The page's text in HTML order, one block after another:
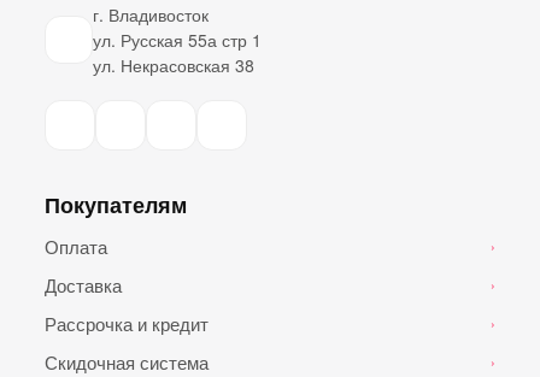
г. Владивосток
ул. Русская 55а стр 1
ул. Некрасовская 38
Покупателям
Оплата ›
Доставка ›
Рассрочка и кредит ›
Скидочная система ›